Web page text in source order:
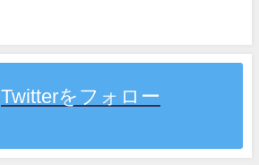
Twitterをフォロー